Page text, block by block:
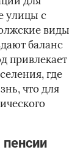
улицы с
виды
баланс
привлекает
где
что для